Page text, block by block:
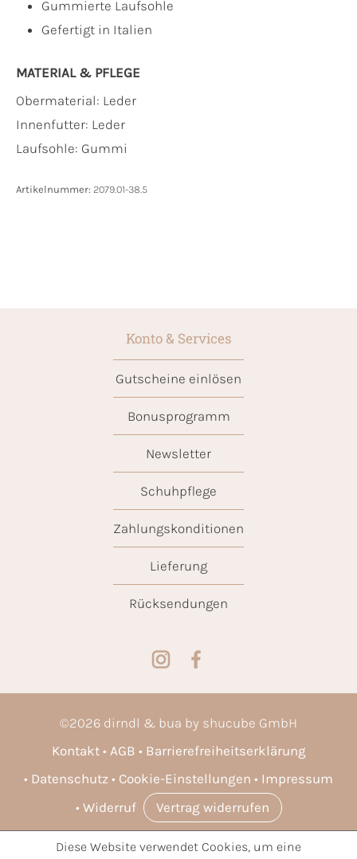
Gummierte Laufsohle
Gefertigt in Italien
MATERIAL & PFLEGE
Obermaterial: Leder
Innenfutter: Leder
Laufsohle: Gummi
Artikelnummer: 2079.01-38.5
Konto & Services
Gutscheine einlösen
Bonusprogramm
Newsletter
Schuhpflege
Zahlungskonditionen
Lieferung
Rücksendungen
©2026 dirndl & bua by shucube GmbH
Kontakt
AGB
Barrierefreiheitserklärung
Datenschutz
Cookie-Einstellungen
Impressum
Widerruf
Vertrag widerrufen
* Alle Preise inkl. gesetzl. Mehrwertsteuer zzgl.Versandkosten
Diese Website verwendet Cookies, um eine